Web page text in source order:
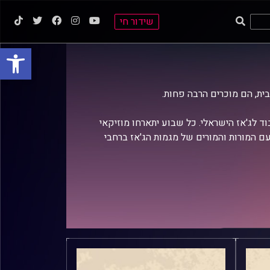
פתח
שידור חי
הם מוכרים הרבה פחות.
לג'אז הישראלי. כל שבוע יתארחו מוזיקאי
המורות והמורים של מגמות הג'אז ברחבי